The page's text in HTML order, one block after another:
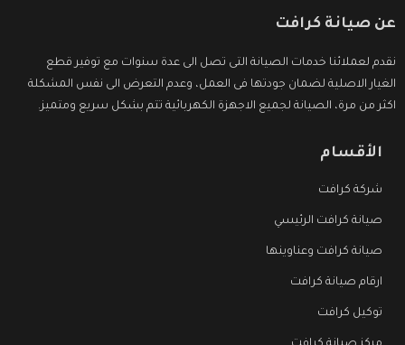
عن صيانة كرافت
نقدم لعملائنا خدمات الصيانة التى تصل الى عدة سنوات مع توفير قطع
الغيار الاصلية لضمان جودتها فى العمل، وعدم التعرض الى نفس المشكلة
اكثر من مرة، الصيانة لجميع الاجهزة الكهربائية تتم بشكل سريع ومتميز.
الأقسام
شركة كرافت
صيانة كرافت الرئيسي
صيانة كرافت وعناوينها
ارقام صيانة كرافت
توكيل كرافت